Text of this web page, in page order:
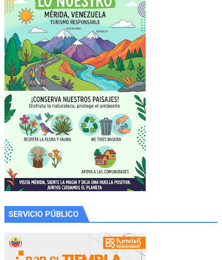
SERVICIO PÚBLICO